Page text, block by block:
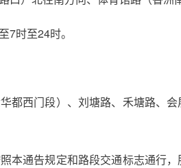
7时至24时。
都西门段）、刘塘路、禾塘路、
本通告规定和路段交通标志通行